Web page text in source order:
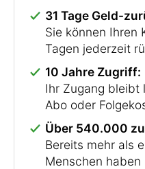
31 Tage Geld-
Sie können Ihren
Tagen jederzeit
10 Jahre Zugriff:
Ihr Zugang bleibt
Abo oder
Über 540.000
Bereits mehr als
Menschen